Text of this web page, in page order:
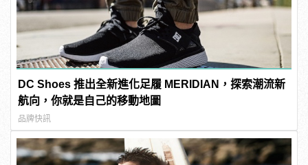
DC Shoes 推出全新進化足履 MERIDIAN，探索潮流新
航向，你就是自己的移動地圖
品牌快訊